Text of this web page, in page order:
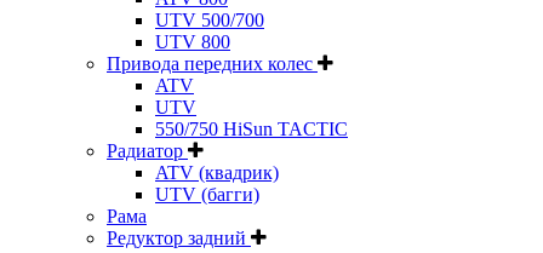
UTV 500/700
UTV 800
Привода передних колес
ATV
UTV
550/750 HiSun TACTIC
Радиатор
ATV (квадрик)
UTV (багги)
Рама
Редуктор задний